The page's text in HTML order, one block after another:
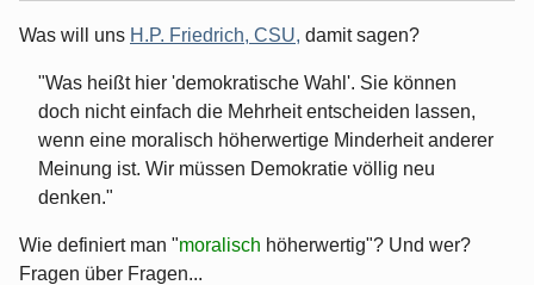
Was will uns H.P. Friedrich, CSU, damit sagen?
"Was heißt hier 'demokratische Wahl'. Sie können
doch nicht einfach die Mehrheit entscheiden lassen,
wenn eine moralisch höherwertige Minderheit anderer
Meinung ist. Wir müssen Demokratie völlig neu
denken."
Wie definiert man "moralisch höherwertig"? Und wer?
Fragen über Fragen...